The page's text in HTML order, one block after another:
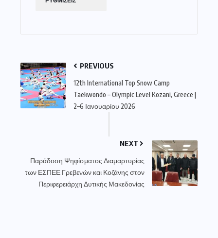
PREVIOUS
12th International Top Snow Camp
Taekwondo – Olympic Level Kozani, Greece |
2–6 Ιανουαρίου 2026
NEXT
Παράδοση Ψηφίσματος Διαμαρτυρίας
των ΕΣΠΕΕ Γρεβενών και Κοζάνης στον
Περιφερειάρχη Δυτικής Μακεδονίας